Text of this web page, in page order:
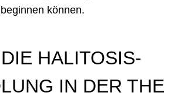
können.
HALITOSIS-
IN DER THE